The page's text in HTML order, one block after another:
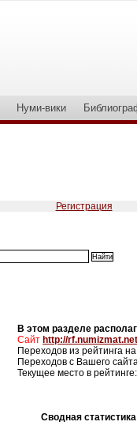
Нуми-вики
Регистрация
В этом разделе
Сайт http://
Переходов из рейтинга
Переходов с Вашего
Текущее место в рейтинге:
Сводная